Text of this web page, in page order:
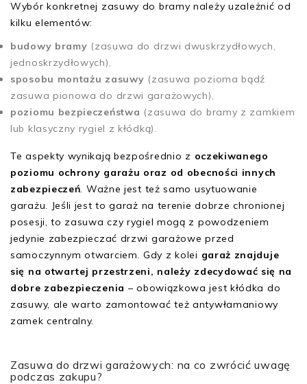
Wybór konkretnej zasuwy do bramy należy uzależnić od
kilku elementów:
budowy bramy (zasuwa do drzwi dwuskrzydłowych,
jednoskrzydłowych),
sposobu montażu zasuwy (zasuwa pozioma bądź
zasuwa pionowa do drzwi garażowych),
poziomu bezpieczeństwa (zasuwa do bramy z zamkiem
lub klasyczny rygiel z kłódką).
Te aspekty wynikają bezpośrednio z oczekiwanego
poziomu ochrony garażu oraz od obecności innych
zabezpieczeń . Ważne jest też samo usytuowanie
garażu. Jeśli jest to garaż na terenie dobrze chronionej
posesji, to zasuwa czy rygiel mogą z powodzeniem
jedynie zabezpieczać drzwi garażowe przed
samoczynnym otwarciem. Gdy z kolei garaż znajduje
się na otwartej przestrzeni, należy zdecydować się na
dobre zabezpieczenia – obowiązkowa jest kłódka do
zasuwy, ale warto zamontować też antywłamaniowy
zamek centralny.
Zasuwa do drzwi garażowych: na co zwrócić uwagę
podczas zakupu?